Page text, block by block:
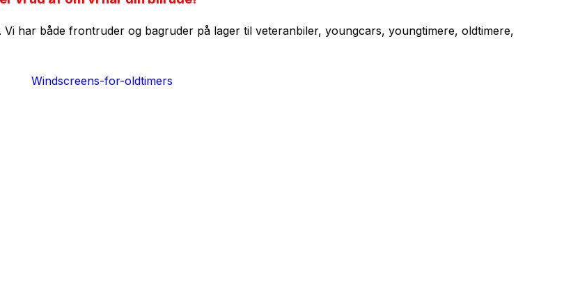
har både frontruder og bagruder på lager til veteranbiler, youngcars, youngtimere, oldtimere,